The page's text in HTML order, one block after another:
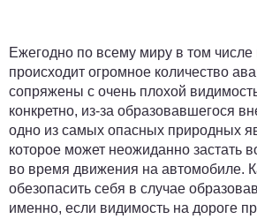
Ежегодно по всему миру в том числе
происходит огромное количество
сопряжены с очень плохой
конкретно, из-за образовавшегося
одно из самых опасных природных
которое может неожиданно застать
во время движения на автомобиле.
обезопасить себя в случае
именно, если видимость на дороге